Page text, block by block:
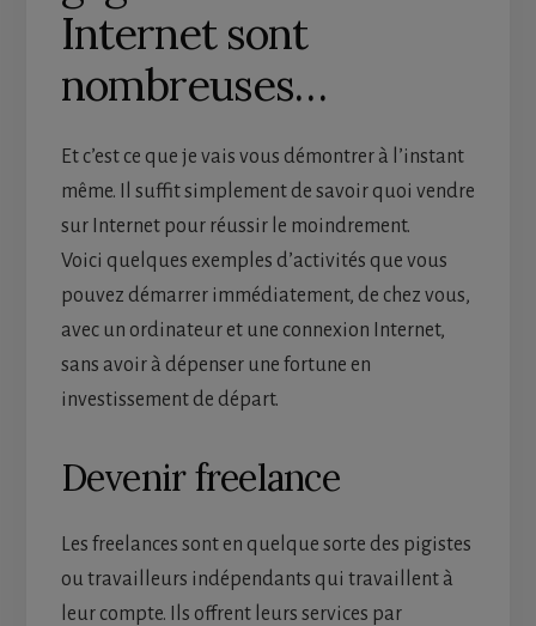
Internet sont
nombreuses…
Et c’est ce que je vais vous démontrer à l’instant
même. Il suffit simplement de savoir quoi vendre
sur Internet pour réussir le moindrement.
Voici quelques exemples d’activités que vous
pouvez démarrer immédiatement, de chez vous,
avec un ordinateur et une connexion Internet,
sans avoir à dépenser une fortune en
investissement de départ.
Devenir freelance
Les freelances sont en quelque sorte des pigistes
ou travailleurs indépendants qui travaillent à
leur compte. Ils offrent leurs services par